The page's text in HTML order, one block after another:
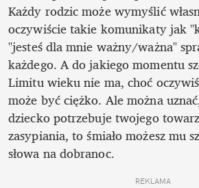
Każdy rodzic może wymyślić
oczywiście takie komunikaty jak
"jesteś dla mnie ważny/ważna"
każdego. A do jakiego momentu
Limitu wieku nie ma, choć
może być ciężko. Ale można
dziecko potrzebuje twojego
zasypiania, to śmiało możesz mu
słowa na dobranoc.
REKLAMA